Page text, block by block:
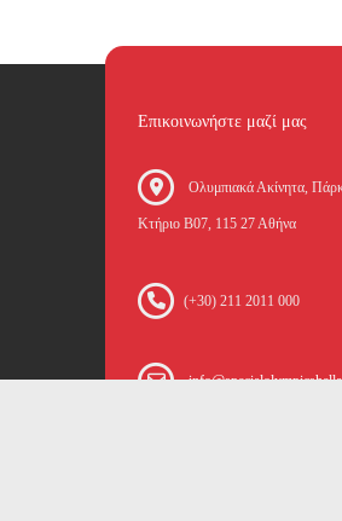
Επικοινωνήστε μαζί μας
Oλυμπιακά Ακίνητα,
Κτήριο Β07, 115 27 Αθήνα
(+30) 211 2011 000